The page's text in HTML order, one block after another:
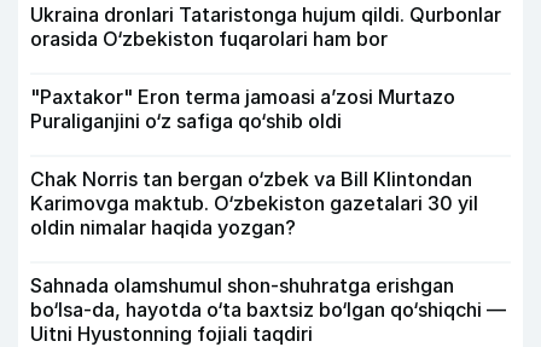
Ukraina dronlari Tataristonga hujum qildi. Qurbonlar
orasida O‘zbekiston fuqarolari ham bor
"Paxtakor" Eron terma jamoasi a’zosi Murtazo
Puraliganjini o‘z safiga qo‘shib oldi
Chak Norris tan bergan o‘zbek va Bill Klintondan
Karimovga maktub. O‘zbekiston gazetalari 30 yil
oldin nimalar haqida yozgan?
Sahnada olamshumul shon-shuhratga erishgan
bo‘lsa-da, hayotda o‘ta baxtsiz bo‘lgan qo‘shiqchi —
Uitni Hyustonning fojiali taqdiri